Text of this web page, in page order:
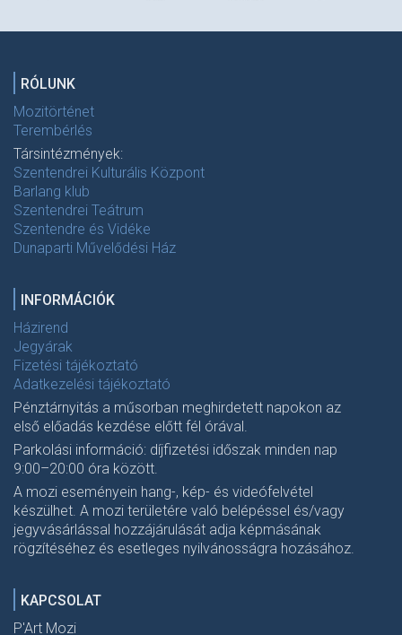
RÓLUNK
Mozitörténet
Terembérlés
Társintézmények:
Szentendrei Kulturális Központ
Barlang klub
Szentendrei Teátrum
Szentendre és Vidéke
Dunaparti Művelődési Ház
INFORMÁCIÓK
Házirend
Jegyárak
Fizetési tájékoztató
Adatkezelési tájékoztató
Pénztárnyitás a műsorban meghirdetett napokon az
első előadás kezdése előtt fél órával.
Parkolási információ: díjfizetési időszak minden nap
9:00–20:00 óra között.
A mozi eseményein hang-, kép- és videófelvétel
készülhet. A mozi területére való belépéssel és/vagy
jegyvásárlással hozzájárulását adja képmásának
rögzítéséhez és esetleges nyilvánosságra hozásához.
KAPCSOLAT
P'Art Mozi